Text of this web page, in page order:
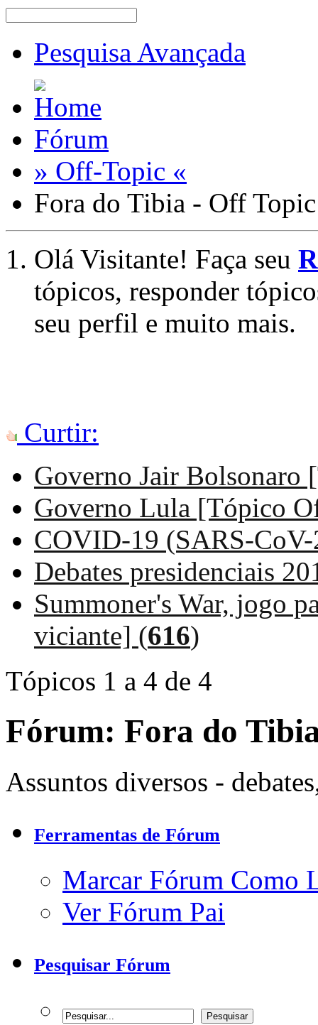
Pesquisa Avançada
Fórum
» Off-Topic «
Fora do Tibia - Off Topic
Olá Visitante! Faça seu
tópicos, responder
seu perfil e muito mais.
Curtir:
Governo Jair
Governo Lula [Tópico
COVID-19 (SARS-
Debates presidenciais
Summoner's War, jogo
viciante] (616)
Tópicos 1 a 4 de 4
Fórum: Fora do
Assuntos diversos -
Ferramentas de Fórum
Marcar Fórum Como
Ver Fórum Pai
Pesquisar Fórum